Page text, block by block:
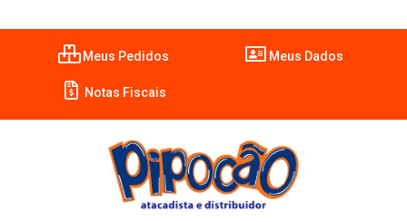
Meus Pedidos Meus Dados
Notas Fiscais